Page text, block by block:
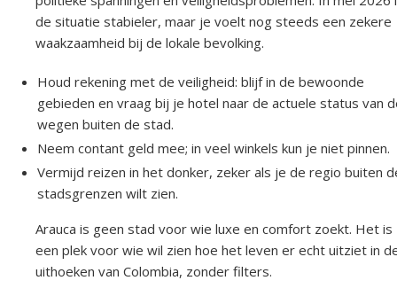
de situatie stabieler, maar je voelt nog steeds een zekere
waakzaamheid bij de lokale bevolking.
Houd rekening met de veiligheid: blijf in de bewoonde
gebieden en vraag bij je hotel naar de actuele status van
wegen buiten de stad.
Neem contant geld mee; in veel winkels kun je niet pinnen.
Vermijd reizen in het donker, zeker als je de regio buiten
stadsgrenzen wilt zien.
Arauca is geen stad voor wie luxe en comfort zoekt. Het is
een plek voor wie wil zien hoe het leven er echt uitziet in
uithoeken van Colombia, zonder filters.